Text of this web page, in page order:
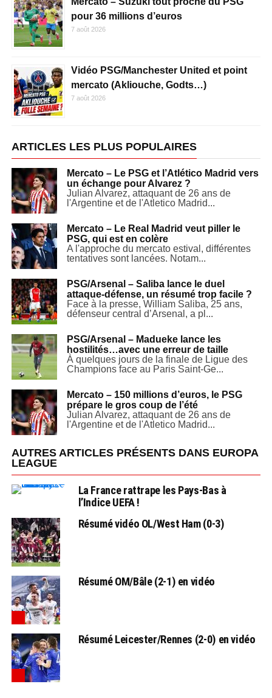
pour 36 millions d’euros
7 août 2026
Vidéo PSG/Manchester United et point
mercato (Akliouche, Godts…)
7 août 2026
ARTICLES LES PLUS POPULAIRES
Mercato – Le PSG et l’Atlético Madrid vers
un échange pour Alvarez ?
Julian Alvarez, attaquant de 26 ans de
l'Argentine et de l'Atletico Madrid...
Mercato – Le Real Madrid veut piller le
PSG, qui est en colère
A l'approche du mercato estival, différentes
tentatives sont lancées. Notam...
PSG/Arsenal – Saliba lance le duel
attaque-défense, un résumé trop facile ?
Face à la presse, William Saliba, 25 ans,
défenseur central d’Arsenal, a pl...
PSG/Arsenal – Madueke lance les
hostilités…avec une erreur de taille
À quelques jours de la finale de Ligue des
Champions face au Paris Saint-Ge...
Mercato – 150 millions d’euros, le PSG
prépare le gros coup de l’été
Julian Alvarez, attaquant de 26 ans de
l'Argentine et de l'Atletico Madrid...
AUTRES ARTICLES PRÉSENTS DANS EUROPA
LEAGUE
La France rattrape les Pays-Bas à
l’Indice UEFA !
Résumé vidéo OL/West Ham (0-3)
Résumé OM/Bâle (2-1) en vidéo
Résumé Leicester/Rennes (2-0) en vidéo